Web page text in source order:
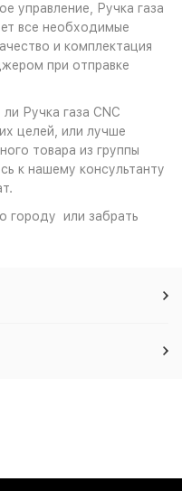
управление, Ручка газа
все необходимые
и комплектация
при отправке
Ручка газа CNC
целей, или лучше
товара из группы
к нашему консультанту
городу или забрать